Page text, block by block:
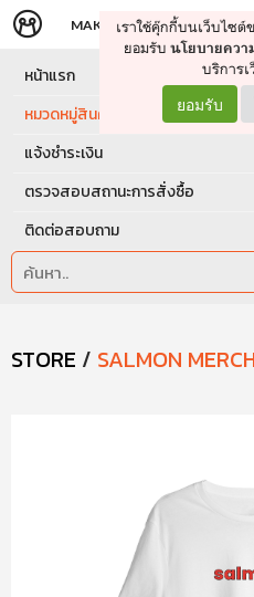
จัดการรถเข็น ดำเนินการต่อ
MAKERS STORE
เราใช้คุ๊กกี้บนเว็บไซต์
ยอมรับ นโยบายควา
บริการ
ยอมรับ
หน้าแรก
หมวดหมู่สินค้า
แจ้งชำระเงิน
ตรวจสอบสถานะการสั่งซื้อ
ติดต่อสอบถาม
STORE / SALMON